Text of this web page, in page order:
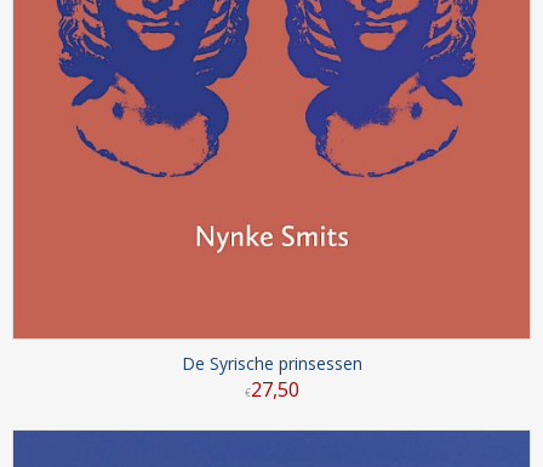
De Syrische prinsessen
€27,50